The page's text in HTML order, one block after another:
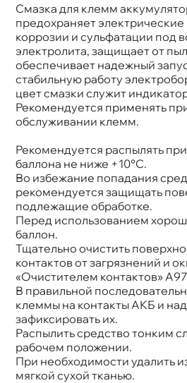
Смазка для клемм
предохраняет
коррозии и сульфатации под
электролита, защищает от
обеспечивает надежный
стабильную работу
цвет смазки служит
Рекомендуется применять
обслуживании клемм.
Рекомендуется распылять
аллона не ниже +10°С.
о избежание попадания
рекомендуется защищать
подлежащие обработке.
Перед использованием
аллон.
Тщательно очистить
контактов от загрязнений и
«Очистителем контактов»
правильной
клеммы на контакты АКБ и
зафиксировать их.
Распылить средство тонким
рабочем положении.
При необходимости удалить
мягкой сухой тканью.